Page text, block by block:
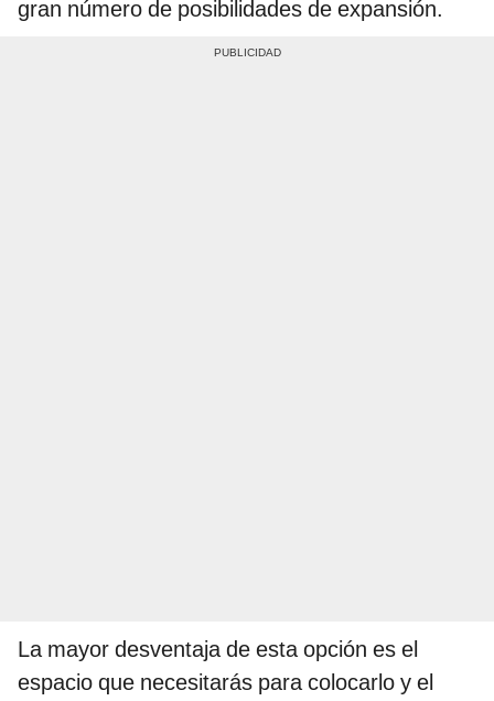
gran número de posibilidades de expansión.
La mayor desventaja de esta opción es el
espacio que necesitarás para colocarlo y el